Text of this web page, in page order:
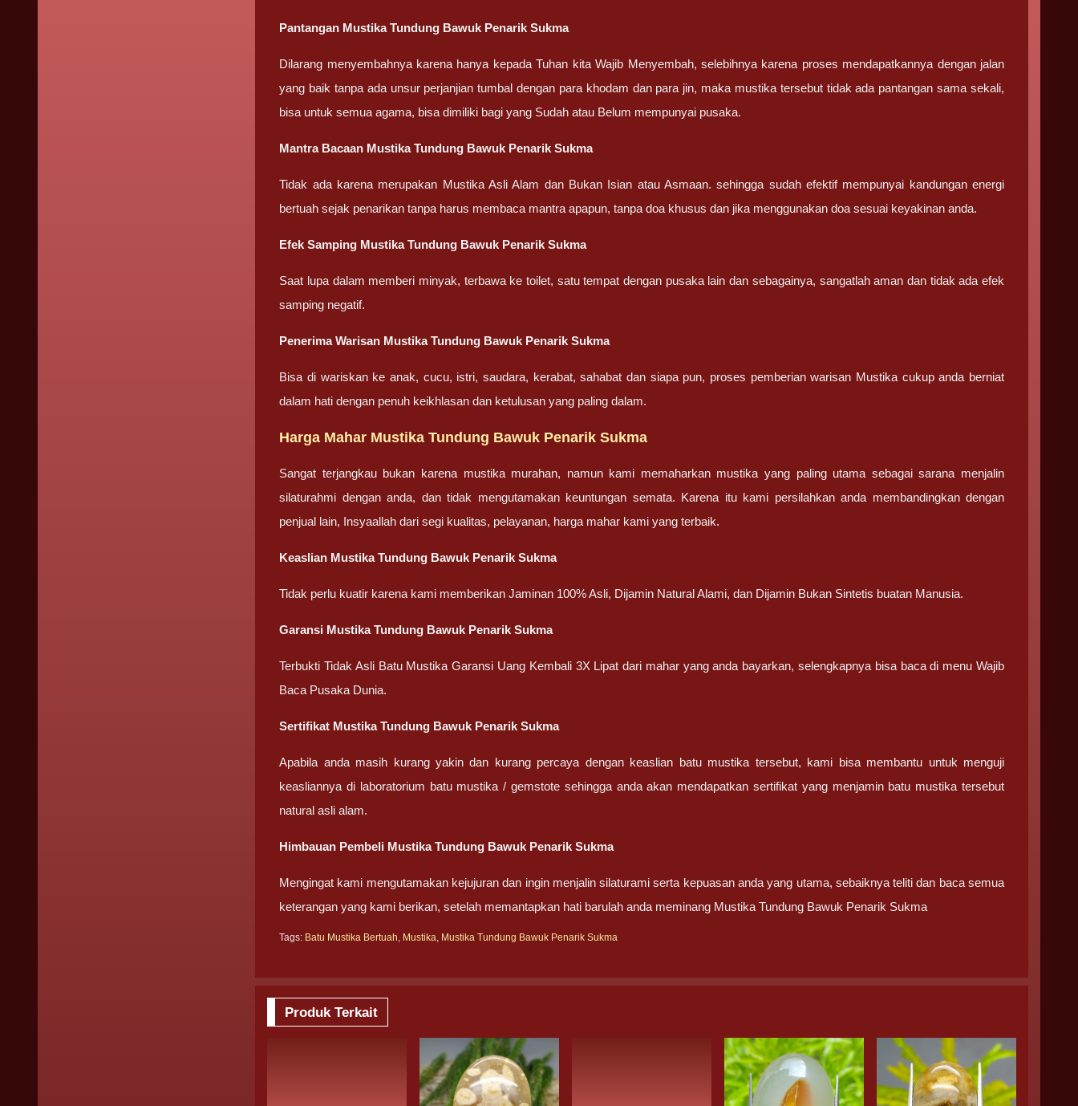
Pantangan Mustika Tundung Bawuk Penarik Sukma
Dilarang menyembahnya karena hanya kepada Tuhan kita Wajib Menyembah, selebihnya karena proses mendapatkannya dengan jalan
yang baik tanpa ada unsur perjanjian tumbal dengan para khodam dan para jin, maka mustika tersebut tidak ada pantangan sama sekali,
bisa untuk semua agama, bisa dimiliki bagi yang Sudah atau Belum mempunyai pusaka.
Mantra Bacaan Mustika Tundung Bawuk Penarik Sukma
Tidak ada karena merupakan Mustika Asli Alam dan Bukan Isian atau Asmaan. sehingga sudah efektif mempunyai kandungan energi
bertuah sejak penarikan tanpa harus membaca mantra apapun, tanpa doa khusus dan jika menggunakan doa sesuai keyakinan anda.
Efek Samping Mustika Tundung Bawuk Penarik Sukma
Saat lupa dalam memberi minyak, terbawa ke toilet, satu tempat dengan pusaka lain dan sebagainya, sangatlah aman dan tidak ada efek
samping negatif.
Penerima Warisan Mustika Tundung Bawuk Penarik Sukma
Bisa di wariskan ke anak, cucu, istri, saudara, kerabat, sahabat dan siapa pun, proses pemberian warisan Mustika cukup anda berniat
dalam hati dengan penuh keikhlasan dan ketulusan yang paling dalam.
Harga Mahar Mustika Tundung Bawuk Penarik Sukma
Sangat terjangkau bukan karena mustika murahan, namun kami memaharkan mustika yang paling utama sebagai sarana menjalin
silaturahmi dengan anda, dan tidak mengutamakan keuntungan semata. Karena itu kami persilahkan anda membandingkan dengan
penjual lain, Insyaallah dari segi kualitas, pelayanan, harga mahar kami yang terbaik.
Keaslian Mustika Tundung Bawuk Penarik Sukma
Tidak perlu kuatir karena kami memberikan Jaminan 100% Asli, Dijamin Natural Alami, dan Dijamin Bukan Sintetis buatan Manusia.
Garansi Mustika Tundung Bawuk Penarik Sukma
Terbukti Tidak Asli Batu Mustika Garansi Uang Kembali 3X Lipat dari mahar yang anda bayarkan, selengkapnya bisa baca di menu Wajib
Baca Pusaka Dunia.
Sertifikat Mustika Tundung Bawuk Penarik Sukma
Apabila anda masih kurang yakin dan kurang percaya dengan keaslian batu mustika tersebut, kami bisa membantu untuk menguji
keasliannya di laboratorium batu mustika / gemstote sehingga anda akan mendapatkan sertifikat yang menjamin batu mustika tersebut
natural asli alam.
Himbauan Pembeli Mustika Tundung Bawuk Penarik Sukma
Mengingat kami mengutamakan kejujuran dan ingin menjalin silaturami serta kepuasan anda yang utama, sebaiknya teliti dan baca semua
keterangan yang kami berikan, setelah memantapkan hati barulah anda meminang Mustika Tundung Bawuk Penarik Sukma
Tags: Batu Mustika Bertuah, Mustika, Mustika Tundung Bawuk Penarik Sukma
Produk Terkait